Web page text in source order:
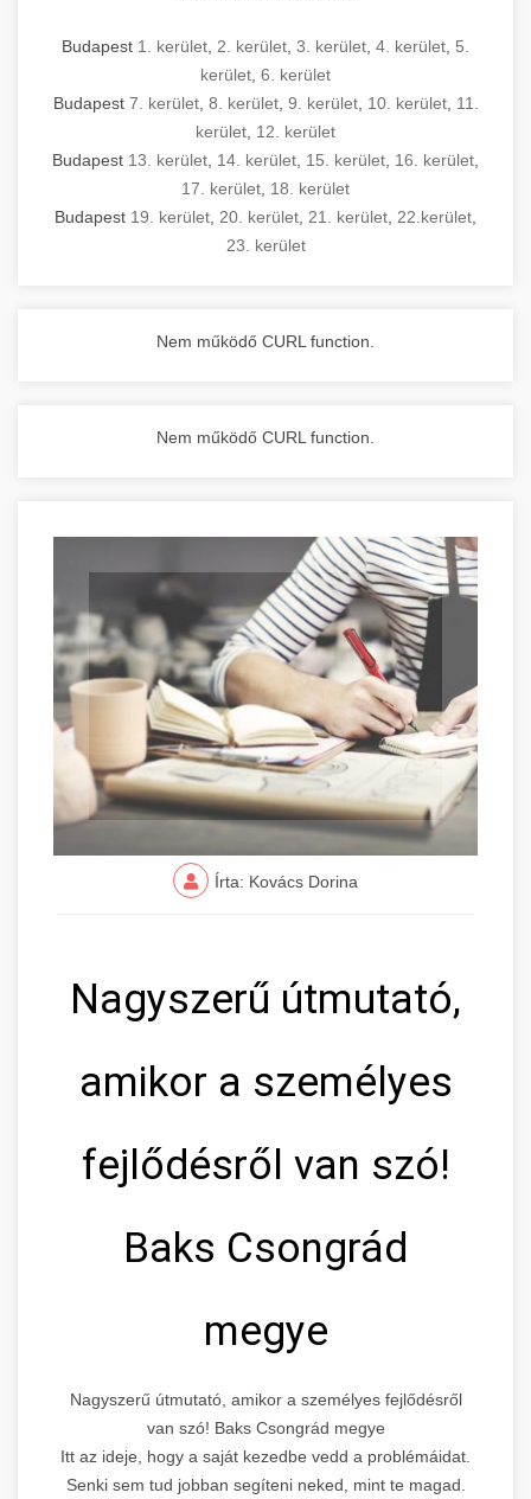
Budapest 1. kerület 2. kerület 3. kerület 4. kerület 5.
kerület 6. kerület
Budapest 7. kerület, 8. kerület, 9. kerület, 10. kerület, 11.
kerület 12. kerület
Budapest 13. kerület 14. kerület 15. kerület 16. kerület
17. kerület 18. kerület
Budapest 19. kerület 20. kerület 21. kerület 22.kerület
23. kerület
Nem működő CURL function.
Nem működő CURL function.
Írta: Kovács Dorina
Nagyszerű útmutató,
amikor a személyes
fejlődésről van szó!
Baks Csongrád
megye
Nagyszerű útmutató, amikor a személyes fejlődésről
van szó! Baks Csongrád megye
Itt az ideje, hogy a saját kezedbe vedd a problémáidat.
Senki sem tud jobban segíteni neked, mint te magad.